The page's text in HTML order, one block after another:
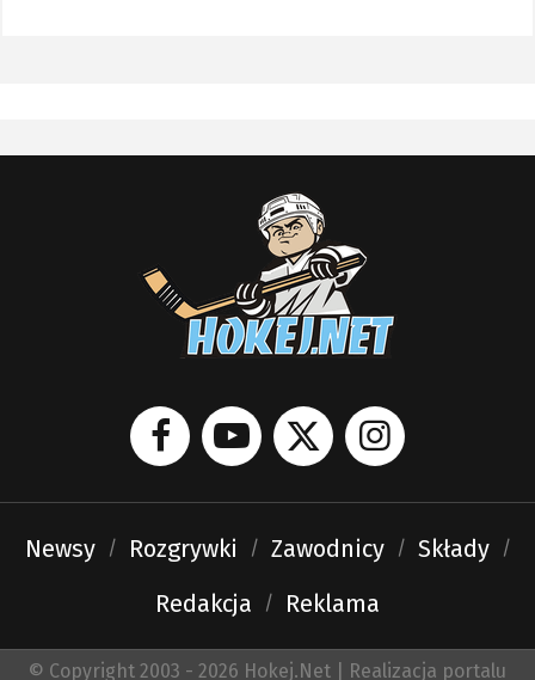
Newsy Rozgrywki Zawodnicy
Składy
Redakcja
Reklama
© Copyright 2003 - 2026 Hokej.Net | Realizacja portalu